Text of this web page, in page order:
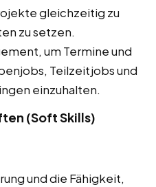
gleichzeitig zu
zu setzen.
um Termine und
Teilzeitjobs und
einzuhalten.
(Soft Skills)
und die Fähigkeit,